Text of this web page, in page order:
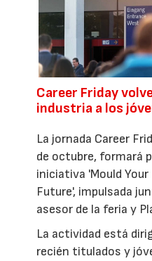
Career Friday
industria a los
La jornada Career
de octubre, formará
iniciativa 'Mould Your
Future', impulsada
asesor de la feria y
La actividad está
recién titulados y